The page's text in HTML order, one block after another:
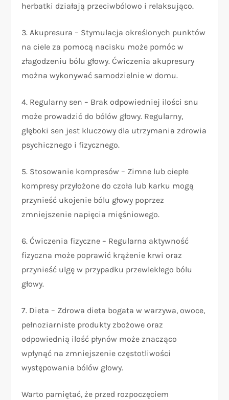
herbatki działają przeciwbólowo i relaksująco.
3. Akupresura – Stymulacja określonych punktów
na ciele za pomocą nacisku może pomóc w
złagodzeniu bólu głowy. Ćwiczenia akupresury
można wykonywać samodzielnie w domu.
4. Regularny sen – Brak odpowiedniej ilości snu
może prowadzić do bólów głowy. Regularny,
głęboki sen jest kluczowy dla utrzymania zdrowia
psychicznego i fizycznego.
5. Stosowanie kompresów – Zimne lub ciepłe
kompresy przyłożone do czoła lub karku mogą
przynieść ukojenie bólu głowy poprzez
zmniejszenie napięcia mięśniowego.
6. Ćwiczenia fizyczne – Regularna aktywność
fizyczna może poprawić krążenie krwi oraz
przynieść ulgę w przypadku przewlekłego bólu
głowy.
7. Dieta – Zdrowa dieta bogata w warzywa, owoce,
pełnoziarniste produkty zbożowe oraz
odpowiednią ilość płynów może znacząco
wpłynąć na zmniejszenie częstotliwości
występowania bólów głowy.
Warto pamiętać, że przed rozpoczęciem